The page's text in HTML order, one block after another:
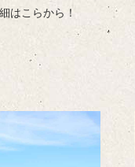
はこらから！